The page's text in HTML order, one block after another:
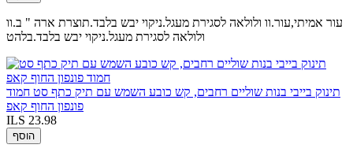
עור אמיתי,עור.וו ולולאה לסגירת מעגל.ניקוי יבש בלבד.תוצרת ארה " ב.וו
ולולאה לסגירת מעגל.ניקוי יבש בלבד.בלהט
תינוק בייבי בנות שוליים רחבים, קש כובע השמש עם תיק כתף סט חמוד
פונפון החוף קאפ
ILS 23.98
הוסף